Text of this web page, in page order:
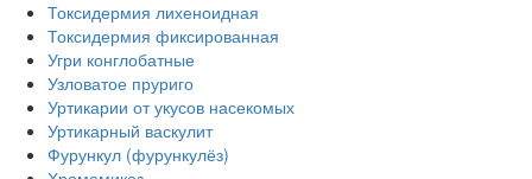
Токсидермия лихеноидная
Токсидермия фиксированная
Угри конглобатные
Узловатое пруриго
Уртикарии от укусов насекомых
Уртикарный васкулит
Фурункул (фурункулёз)